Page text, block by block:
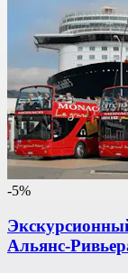
-5%
Альянс-